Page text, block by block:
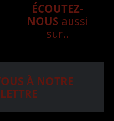
ÉCOUTEZ-
NOUS aussi
sur..
À NOTRE